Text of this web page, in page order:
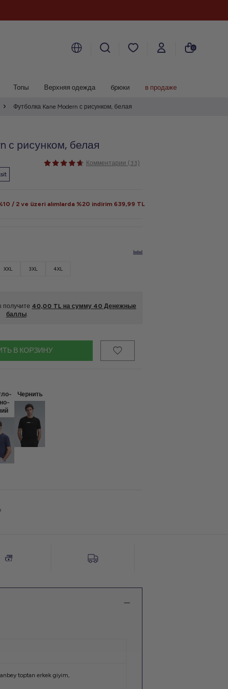
0
Топы Верхняя одежда брюки в продаже
Футболка Kane Modern с рисунком, белая
с рисунком, белая
Комментарии (33)
/ 2 ve üzeri alımlarda %20 indirim 639,99 TL
XXL 3XL 4XL
получите 40,00 TL на сумму 40 Денежные
баллы.
В КОРЗИНУ
Чернить
toptan erkek giyim,